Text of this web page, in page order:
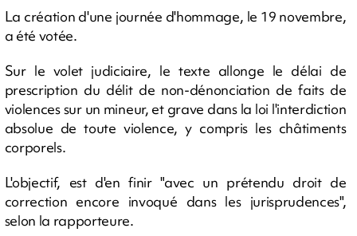
La création d'une journée d'hommage, le 19 novembre,
a été votée.
Sur le volet judiciaire, le texte allonge le délai de
prescription du délit de non-dénonciation de faits de
violences sur un mineur, et grave dans la loi l'interdiction
absolue de toute violence, y compris les châtiments
corporels.
L'objectif, est d'en finir "avec un prétendu droit de
correction encore invoqué dans les jurisprudences",
selon la rapporteure.